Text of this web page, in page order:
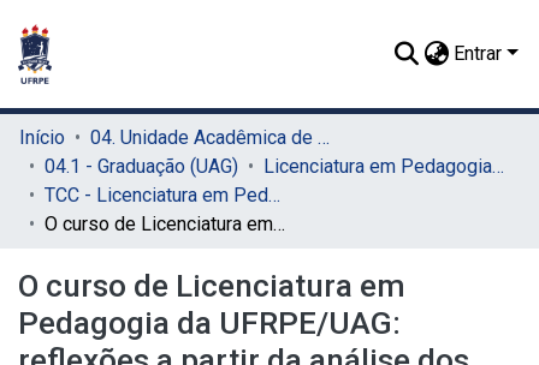
Entrar
Início
04. Unidade Acadêmica de Garanhuns (UAG)
04.1 - Graduação (UAG)
Licenciatura em Pedagogia (UAG)
TCC - Licenciatura em Pedagogia (UAG)
O curso de Licenciatura em Pedagogia da UFRPE/UAG: reflexões a partir da análise dos discentes
O curso de Licenciatura em
Pedagogia da UFRPE/UAG: